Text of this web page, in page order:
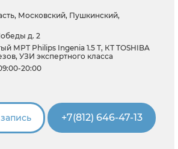
Московский, Пушкинский,
д. 2
МРТ Philips Ingenia 1.5 Т, КТ TOSHIBA
УЗИ экспертного класса
20:00
+7(812) 646-47-13